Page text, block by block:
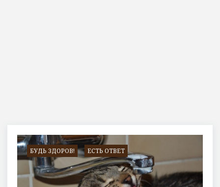
водопровод
БУДЬ ЗДОРОВ! ЕСТЬ ОТВЕТ